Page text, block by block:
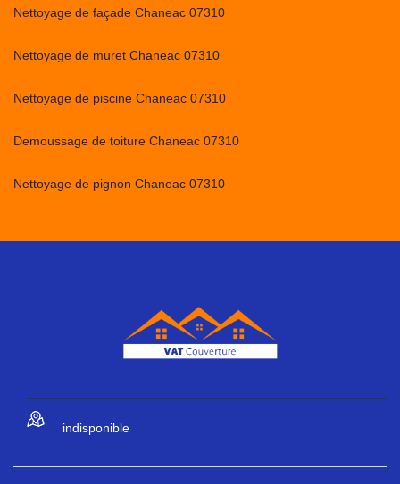
Nettoyage de façade Chaneac 07310
Nettoyage de muret Chaneac 07310
Nettoyage de piscine Chaneac 07310
Demoussage de toiture Chaneac 07310
Nettoyage de pignon Chaneac 07310
indisponible